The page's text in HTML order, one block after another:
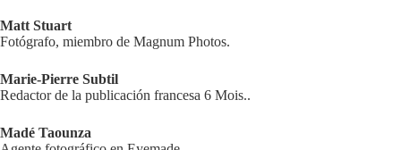
Matt Stuart
Fotógrafo, miembro de Magnum Photos.
Marie-Pierre Subtil
Redactor de la publicación francesa 6 Mois..
Madé Taounza